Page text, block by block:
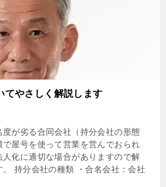
てやさしく解説します
が劣る合同会社（持分会社の形態
屋号を使って営業を営んでおられ
人化に適切な場合がありますので解
持分会社の種類 ・合名会社：会社